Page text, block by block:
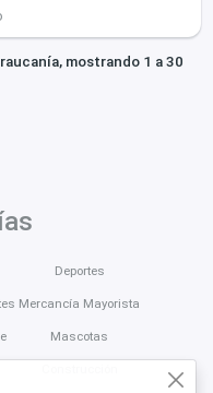
mostrando 1 a 30
Deportes
Mercancía Mayorista
Mascotas